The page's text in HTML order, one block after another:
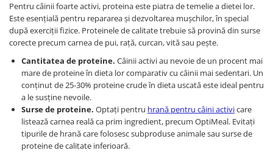
Pentru câinii foarte activi, proteina este piatra de temelie a dietei lor.
Este esențială pentru repararea și dezvoltarea mușchilor, în special
după exerciții fizice. Proteinele de calitate trebuie să provină din surse
corecte precum carnea de pui, rață, curcan, vită sau pește.
Cantitatea de proteine. Câinii activi au nevoie de un procent mai
mare de proteine în dieta lor comparativ cu câinii mai sedentari. Un
conținut de 25-30% proteine crude în dieta uscată este ideal pentru
a le susține nevoile.
Surse de proteine. Optați pentru hrană pentru câini activicare
listează carnea reală ca prim ingredient, precum OptiMeal. Evitați
tipurile de hrană care folosesc subproduse animale sau surse de
proteine de calitate inferioară.